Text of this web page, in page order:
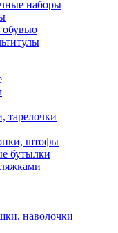
наборы
обувью
тарелочки
штофы
бутылки
наволочки